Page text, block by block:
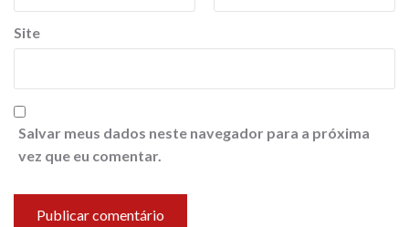
Site
Salvar meus dados neste navegador para a próxima
vez que eu comentar.